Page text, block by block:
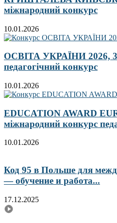
міжнародний конкурс
10.01.2026
ОСВІТА УКРАЇНИ 2026, 3-
педагогічний конкурс
10.01.2026
EDUCATION AWARD
міжнародний конкурс
10.01.2026
Код 95 в Польше для
— обучение и работа...
17.12.2025